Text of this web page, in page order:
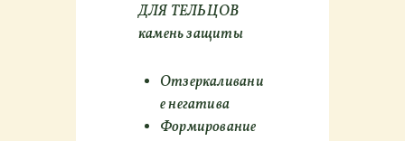
ДЛЯ ТЕЛЬЦОВ
камень защиты
Отзеркаливани
е негатива
Формирование